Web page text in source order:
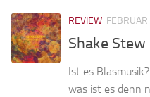
REVIEW
Shake
Ist es
was ist es denn